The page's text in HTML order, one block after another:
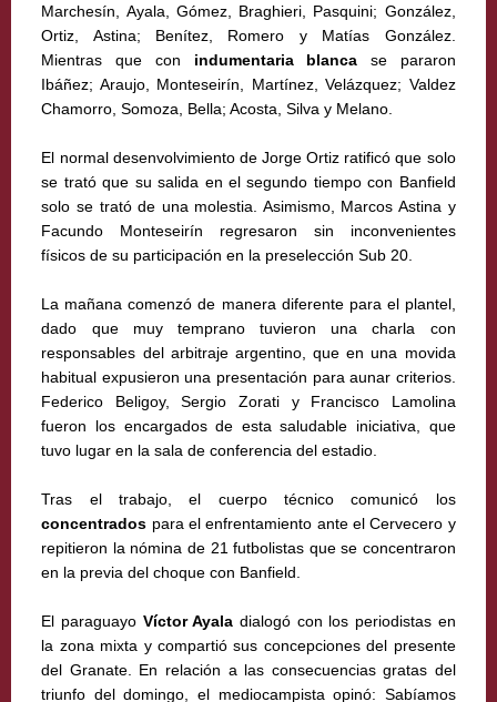
Marchesín, Ayala, Gómez, Braghieri, Pasquini; González,
Ortiz, Astina; Benítez, Romero y Matías González.
Mientras que con indumentaria blanca se pararon
Ibáñez; Araujo, Monteseirín, Martínez, Velázquez; Valdez
Chamorro, Somoza, Bella; Acosta, Silva y Melano.
El normal desenvolvimiento de Jorge Ortiz ratificó que solo
se trató que su salida en el segundo tiempo con Banfield
solo se trató de una molestia. Asimismo, Marcos Astina y
Facundo Monteseirín regresaron sin inconvenientes
físicos de su participación en la preselección Sub 20.
La mañana comenzó de manera diferente para el plantel,
dado que muy temprano tuvieron una charla con
responsables del arbitraje argentino, que en una movida
habitual expusieron una presentación para aunar criterios.
Federico Beligoy, Sergio Zorati y Francisco Lamolina
fueron los encargados de esta saludable iniciativa, que
tuvo lugar en la sala de conferencia del estadio.
Tras el trabajo, el cuerpo técnico comunicó los
concentrados para el enfrentamiento ante el Cervecero y
repitieron la nómina de 21 futbolistas que se concentraron
en la previa del choque con Banfield.
El paraguayo Víctor Ayala dialogó con los periodistas en
la zona mixta y compartió sus concepciones del presente
del Granate. En relación a las consecuencias gratas del
triunfo del domingo, el mediocampista opinó: Sabíamos